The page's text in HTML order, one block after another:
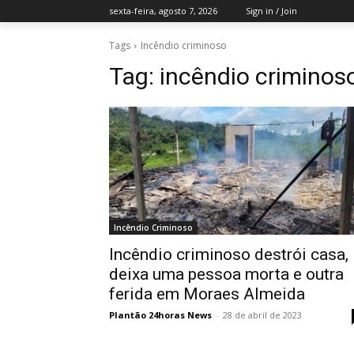
sexta-feira, agosto 7, 2026 Sign in / Join
Tags Incêndio criminoso
Tag: incêndio
Incêndio Criminoso
Incêndio criminoso destrói casa,
deixa uma pessoa morta e outra
ferida em Moraes Almeida
Plantão 24horas News - 28 de abril de 2023